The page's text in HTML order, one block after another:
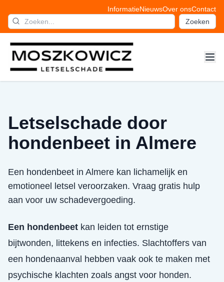
InformatieNieuwsOver onsContact
Zoeken
Letselschade door
hondenbeet in Almere
Een hondenbeet in Almere kan lichamelijk en
emotioneel letsel veroorzaken. Vraag gratis hulp
aan voor uw schadevergoeding.
Een hondenbeet kan leiden tot ernstige
bijtwonden, littekens en infecties. Slachtoffers van
een hondenaanval hebben vaak ook te maken met
psychische klachten zoals angst voor honden.